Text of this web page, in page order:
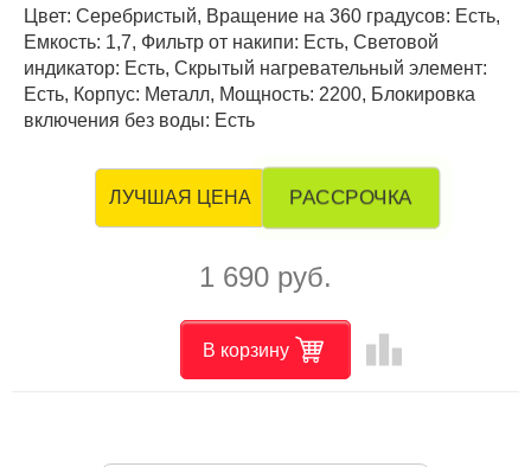
Цвет: Серебристый, Вращение на 360 градусов: Есть,
Емкость: 1,7, Фильтр от накипи: Есть, Световой
индикатор: Есть, Скрытый нагревательный элемент:
Есть, Корпус: Металл, Мощность: 2200, Блокировка
включения без воды: Есть
ЛУЧШАЯ ЦЕНА РАССРОЧКА
1 690 руб.
В корзину leaderboard